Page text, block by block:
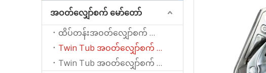
အဝတ်လျှော်စက် မော်တော်
ထိပ်တန်းအဝတ်လျှော်စက် မော်တာတင်ခြင်း။
Twin Tub အဝတ်လျှော်စက် အတွက် Wash မော်တာ
Twin Tub အဝတ်လျှော်စက် အတွက် Spin မော်တာ